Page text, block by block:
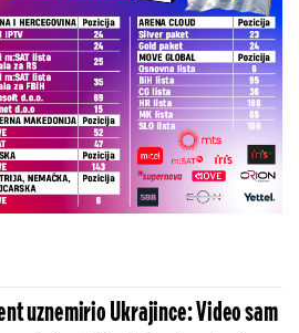
uznemirio Ukrajince: Video sam